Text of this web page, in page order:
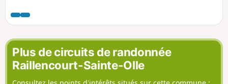
autre vision : Hamel et ses marais, un petit Canada
Plus de circuits de randonnée
Raillencourt-Sainte-Olle